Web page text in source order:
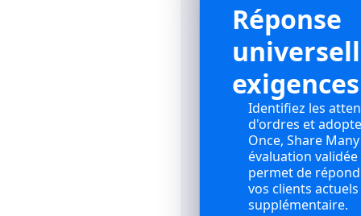
Réponse
Identifiez les
d'ordres et
Once, Share
évaluation
permet de
vos clients
supplémentaire.